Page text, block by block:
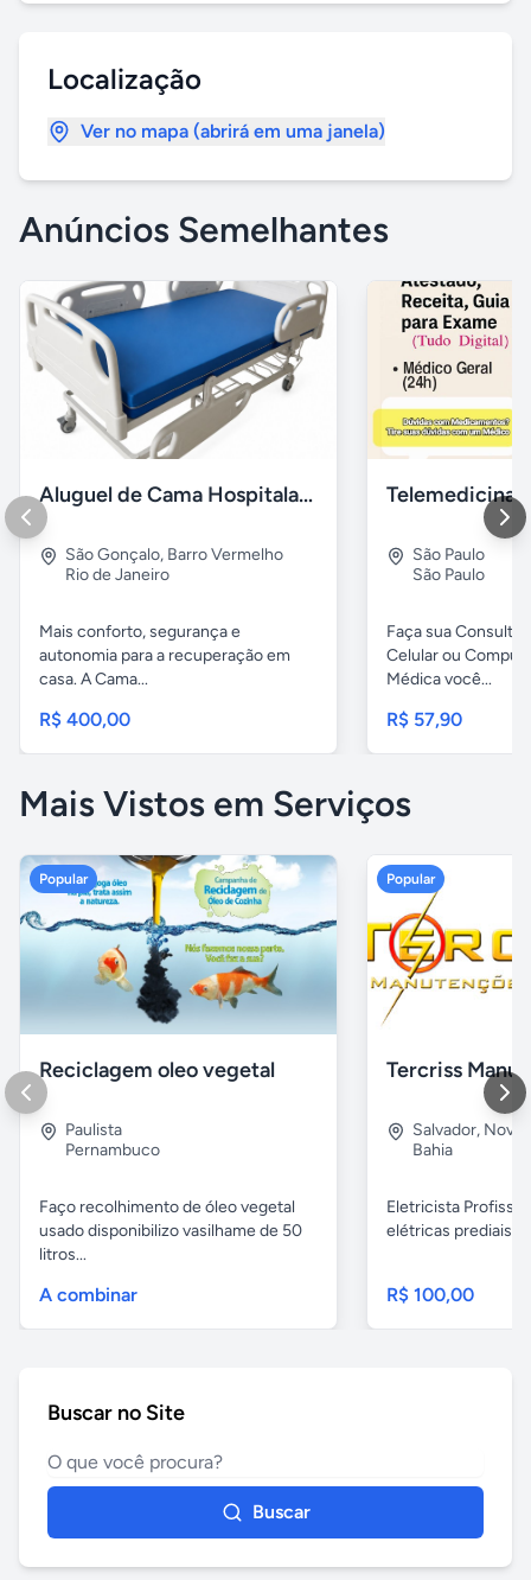
Localização
Ver no mapa (abrirá em uma janela)
Anúncios Semelhantes
Aluguel de Cama Hospitalar Motorizada RJ
São Gonçalo, Barro Vermelho
Rio de Janeiro
Mais conforto, segurança e
autonomia para a recuperação em
casa. A Cama...
R$ 400,00
São Paulo
São Paulo
Faça sua Consulta
Celular ou
Médica você...
R$ 57,90
Mais Vistos em Serviços
Popular
Reciclagem oleo vegetal
Paulista
Pernambuco
Faço recolhimento de óleo vegetal
usado disponibilizo vasilhame de 50
litros...
A combinar
Popular
Salvador, Nova
Bahia
Eletricista
elétricas prediais e
R$ 100,00
Buscar no Site
Buscar